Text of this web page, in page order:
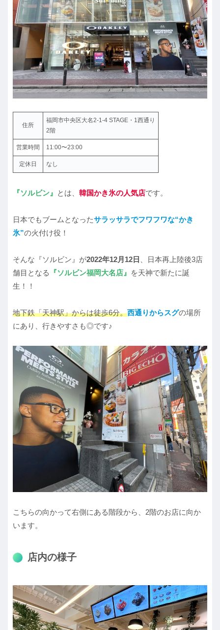
住所
福岡市中央区大名2-1-4 STAGE・1西通り
2階
営業時間 11:00〜23:00
定休日 なし
『ソルビン』 とは、 韓国かき氷の人気店です。
日本でもブームとなったサラッサラでフワフワな“かき
氷”の火付け役！
そんな『ソルビン』が2022年12月12日
、日本再上陸後3店
舗目となる
『ソルビン福岡大名店』 を天神で新たに誕
生！！
地下鉄「天神駅」からは徒歩6分。西通りからスグの場所
にあり、行きやすさも◎です♪
こちらの向かって右側にある階段から、2階のお店に向か
います。
店内の様子